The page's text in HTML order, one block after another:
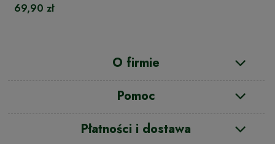
69,90 zł
O firmie
Pomoc
Płatności i dostawa